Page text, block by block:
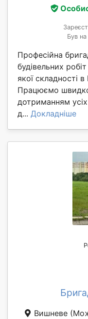
Був
Професійна
будівельних
якої складності в
Працюємо
дотриманням
д... Докладніше
Вишневе